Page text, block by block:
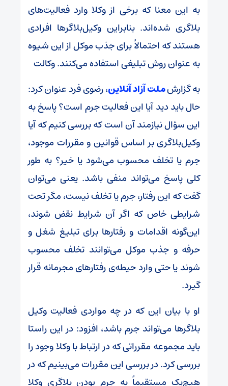
به این معنا که برخی از وکلا وارد فعالیت‌های
بلاگری شده‌اند. بنابراین وکیل‌بلاگرها افرادی
هستند که احتمالاً برای جذب موکل از این شیوه
به عنوان روش تبلیغی استفاده می‌کنند. وکالت
به گزارشملت آزاد آنلاین، رضوی فرد عنوان کرد:
حال باید دید آیا این فعالیت جرم است؟ پاسخ به
این سؤال نیازمند آن است که بررسی کنیم که آیا
وکیل‌بلاگری بر اساس قوانین و مقررات موجود،
جرم یا تخلف محسوب می‌شود یا خیر؟ به طور
کلی پاسخ می‌تواند منفی باشد. یعنی می‌توان
گفت که این رفتار، جرم یا تخلف نیست، مگر تحت
شرایطی خاص که اگر آن شرایط نقض شوند،
این‌گونه اقدامات و رفتارها برای تبلیغ شغل و
حرفه و جذب موکل می‌توانند تخلف محسوب
شوند یا حتی وارد حیطه‌ی رفتارهای مجرمانه قرار
گیرد.
او با بیان این که در چه مواردی فعالیت وکیل
بلاگر‌ها می‌تواند جرم باشد، افزود: در این راستا
باید مجموعه مقرراتی که در ارتباط با وکلا وجود را
بررسی کرد. در بررسی این مقررات می‌بینیم که در
هیچ‌یک مستقیماً به جرم بودن بلاگری وکلا